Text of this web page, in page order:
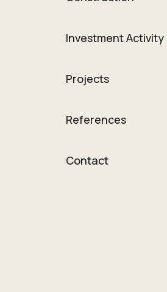
Investment Activity
Projects
References
Contact